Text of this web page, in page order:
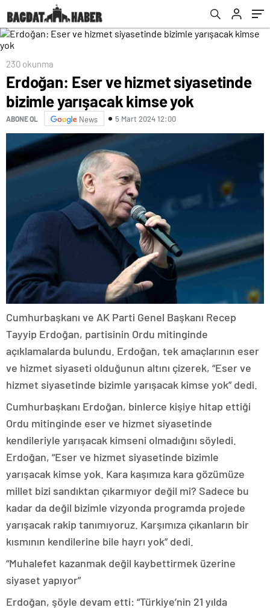
230 okunma
Erdoğan: Eser ve hizmet siyasetinde
bizimle yarışacak kimse yok
ABONE OL News 5 Mart 2024 12:00
Cumhurbaşkanı ve AK Parti Genel Başkanı Recep
Tayyip Erdoğan, partisinin Ordu mitinginde
açıklamalarda bulundu. Erdoğan, tek amaçlarının eser
ve hizmet siyaseti olduğunun altını çizerek, “Eser ve
hizmet siyasetinde bizimle yarışacak kimse yok” dedi.
Cumhurbaşkanı Erdoğan, binlerce kişiye hitap ettiği
Ordu mitinginde eser ve hizmet siyasetinde
kendileriyle yarışacak kimseni olmadığını söyledi.
Erdoğan, “Eser ve hizmet siyasetinde bizimle
yarışacak kimse yok. Kara kaşımıza kara gözümüze
millet bizi sandıktan çıkarmıyor değil mi? Sadece bu
kadar da değil bizimle vizyonda programda projede
yarışacak rakip tanımıyoruz. Karşımıza çıkanların bir
kısmının kendilerine bile hayrı yok” dedi.
“Muhalefet kazanmak değil kaybettirmek üzerine
siyaset yapıyor”
Erdoğan, şöyle devam etti: “Türkiye’nin 21 yılda